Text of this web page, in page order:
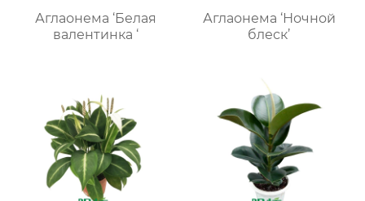
Аглаонема ‘Белая
валентинка ‘
Аглаонема ‘Ночной
блеск’